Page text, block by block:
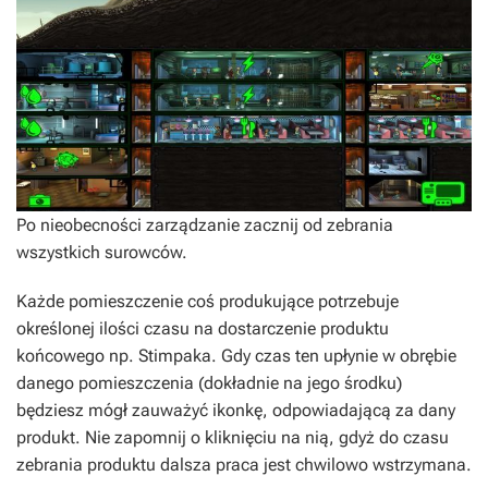
Po nieobecności zarządzanie zacznij od zebrania
wszystkich surowców.
Każde pomieszczenie coś produkujące potrzebuje
określonej ilości czasu na dostarczenie produktu
końcowego np. Stimpaka. Gdy czas ten upłynie w obrębie
danego pomieszczenia (dokładnie na jego środku)
będziesz mógł zauważyć ikonkę, odpowiadającą za dany
produkt. Nie zapomnij o kliknięciu na nią, gdyż do czasu
zebrania produktu dalsza praca jest chwilowo wstrzymana.